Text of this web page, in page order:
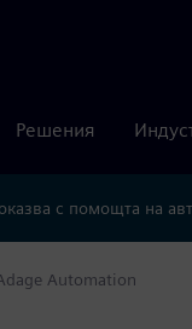
Решения
с помощта на
Automation